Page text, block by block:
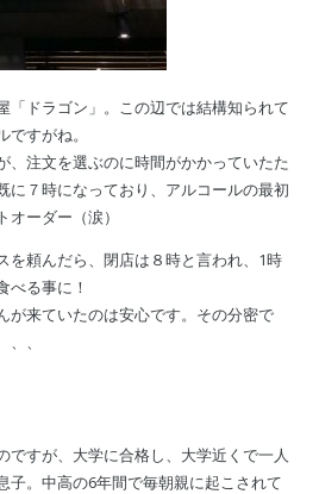
「ドラゴン」。この辺では結構知られて
すがね。
、注文を選ぶのに時間がかかっていたた
に７時になっており、アルコールの最初
ーダー（涙）
を頼んだら、閉店は８時と言われ、1時
べる事に！
が来ていたのは安心です。その分密で
、
ですが、大学に合格し、大学近くで一人
子。中高の6年間で毎朝親に起こされて